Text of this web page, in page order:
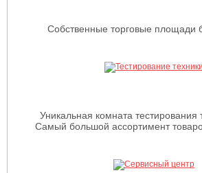
Собственные торговые площади
Уникальная комната тестирования
Самый большой ассортимент